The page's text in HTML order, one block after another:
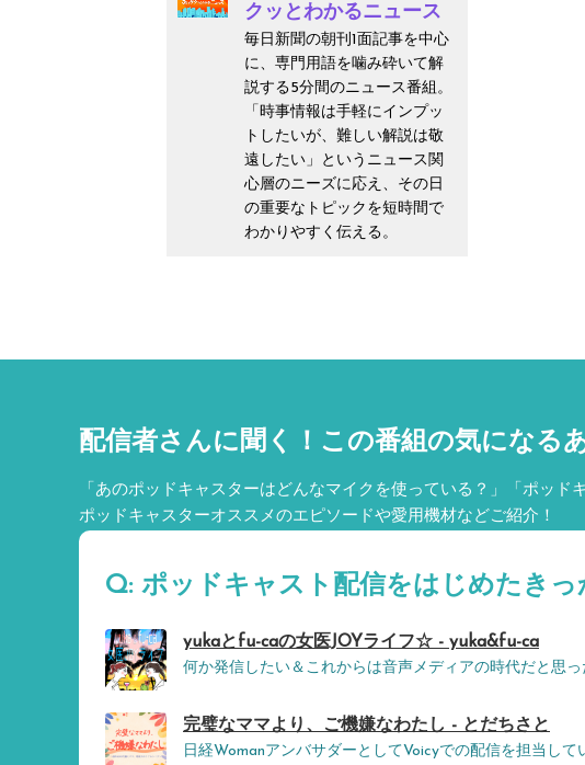
クッとわかるニュース
毎日新聞の朝刊1面記事を中心
に、専門用語を噛み砕いて解
説する5分間のニュース番組。
「時事情報は手軽にインプッ
トしたいが、難しい解説は敬
遠したい」というニュース関
心層のニーズに応え、その日
の重要なトピックを短時間で
わかりやすく伝える。
配信者さんに聞く！ この番組の気になる
「あのポッドキャスターはどんなマイクを使っている？」「ポッ
ポッドキャスターオススメのエピソードや愛用機材などご紹介！
Q: ポッドキャスト配信をはじめたきっ
yukaとfu-caの女医JOYライフ☆ - yuka&fu-ca
何か発信したい＆これからは音声メディアの時代だと思っ
完璧なママより、ご機嫌なわたし - とだちさと
日経WomanアンバサダーとしてVoicyでの配信を担当して